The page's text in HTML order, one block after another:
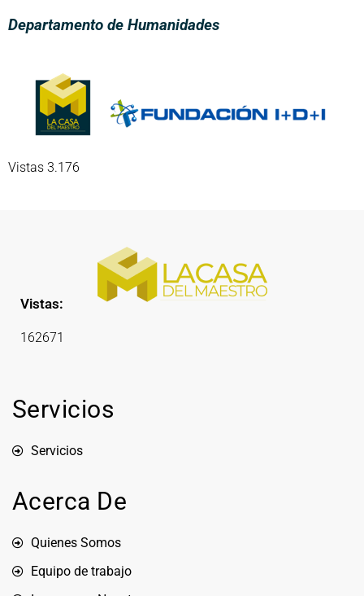
Departamento de Humanidades
Vistas 3.176
Vistas:
162671
Servicios
Servicios
Acerca De
Quienes Somos
Equipo de trabajo